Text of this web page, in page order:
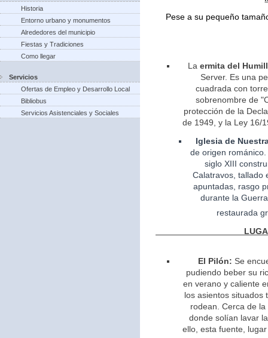
Historia
Entorno urbano y monumentos
Alrededores del municipio
Fiestas y Tradiciones
Como llegar
Servicios
Ofertas de Empleo y Desarrollo Local
Bibliobus
Servicios Asistenciales y Sociales
Pese a su pequeño
La ermita del
Server. Es una
cuadrada con
sobrenombre de
protección de la
de 1949, y la Ley 16/
Iglesia de
deorigen
siglo XIII
Calatravos, tallado
apuntadas, rasgo
durante la
restaurada
El Pilón: Se
pudiendo beber su
en verano y caliente
los asientos situados
rodean. Cerca de
donde solían lavar
ello, esta fuente,